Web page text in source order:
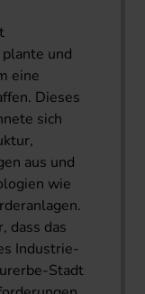
und
eine
Dieses
sich
aus und
wie
dass das
Industrie-
Stadt